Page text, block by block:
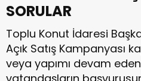
SORULAR
Toplu Konut İdaresi
Açık Satış Kampanyası
veya yapımı devam